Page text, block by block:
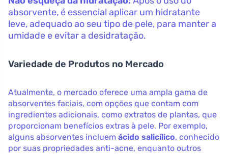
absorvente, é essencial aplicar um hidratante
leve, adequado ao seu tipo de pele, para manter a
umidade e evitar a desidratação.
Variedade de Produtos no Mercado
Atualmente, o mercado oferece uma ampla gama de
absorventes faciais, com opções que contam com
ingredientes adicionais, como extratos de plantas, que
proporcionam benefícios extras à pele. Por exemplo,
alguns absorventes incluem ácido salicílico, conhecido
por suas propriedades anti-acne, enquanto outros